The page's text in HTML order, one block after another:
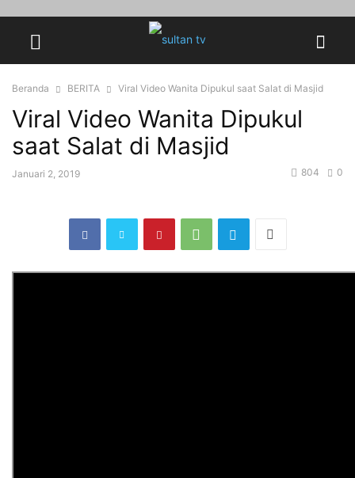
Beranda BERITA Viral Video Wanita Dipukul saat Salat di Masjid
Viral Video Wanita Dipukul
saat Salat di Masjid
Januari 2, 2019 0
804